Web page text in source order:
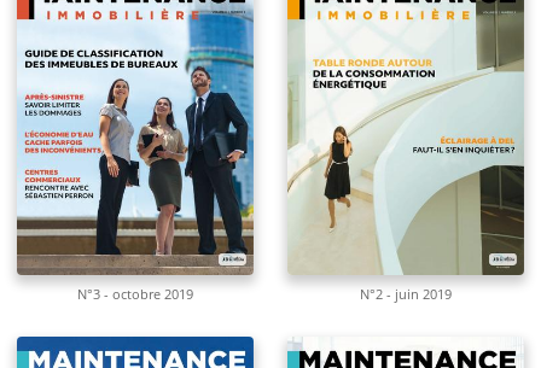
N°3 - octobre 2019 N°2 - juin 2019